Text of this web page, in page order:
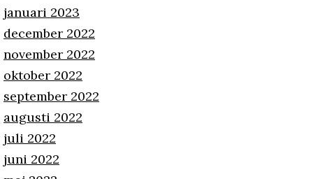
januari 2023
december 2022
november 2022
oktober 2022
september 2022
augusti 2022
juli 2022
juni 2022